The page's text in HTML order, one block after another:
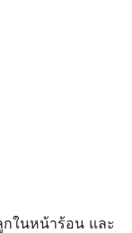
กในหน้าร้อน และ